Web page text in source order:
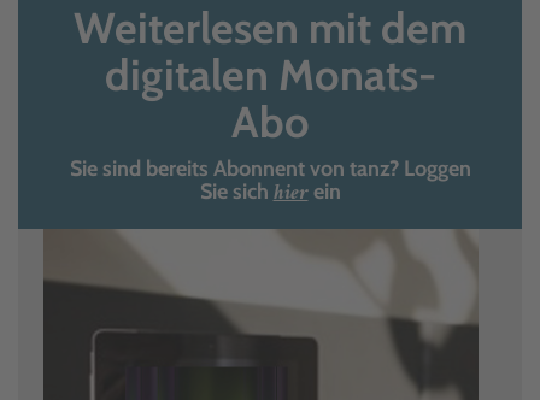
Weiterlesen mit dem
digitalen Monats-
Abo
Sie sind bereits Abonnent von tanz? Loggen
Sie sich hierein